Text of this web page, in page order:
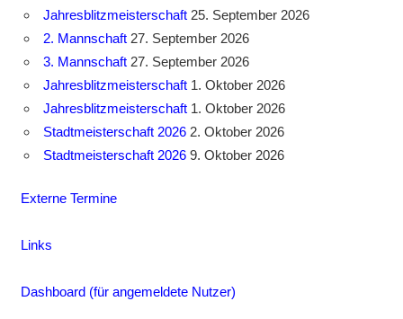
Jahresblitzmeisterschaft 25. September 2026
2. Mannschaft 27. September 2026
3. Mannschaft 27. September 2026
Jahresblitzmeisterschaft 1. Oktober 2026
Jahresblitzmeisterschaft 1. Oktober 2026
Stadtmeisterschaft 2026 2. Oktober 2026
Stadtmeisterschaft 2026 9. Oktober 2026
Externe Termine
Links
Dashboard (für angemeldete Nutzer)